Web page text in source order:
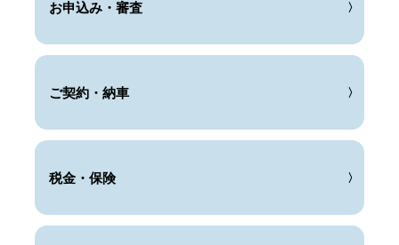
お申込み・審査
ご契約・納車
税金・保険